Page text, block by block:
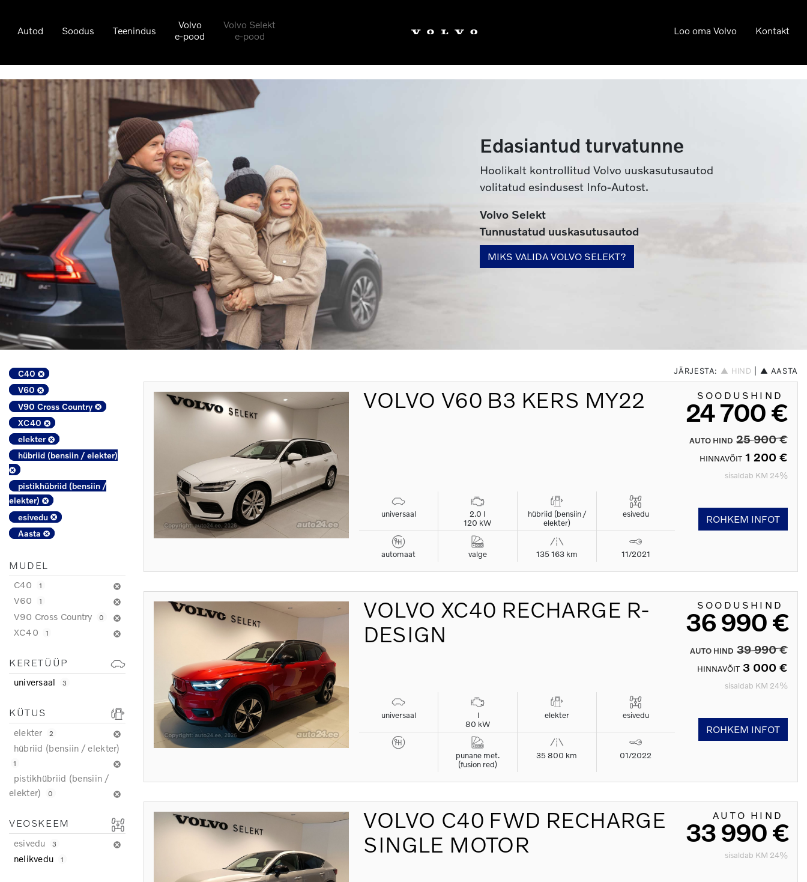
Autod Soodus Teenindus
Volvo
e-pood
Volvo Selekt
e-pood
Loo oma Volvo Kontakt
Edasiantud turvatunne
Hoolikalt kontrollitud Volvo uuskasutusautod
volitatud esindusest Info-Autost.
Volvo Selekt
Tunnustatud uuskasutusautod
MIKS VALIDA VOLVO SELEKT?
C40
V60
V90 Cross Country
XC40
elekter
hübriid (bensiin / elekter)
pistikhübriid (bensiin /
elekter)
esivedu
Aasta
MUDEL
C40 1
V60 1
V90 Cross Country 0
XC40 1
KERETÜÜP
universaal 3
KÜTUS
elekter 2
hübriid (bensiin / elekter)
1
pistikhübriid (bensiin /
elekter)
0
VEOSKEEM
esivedu 3
nelikvedu 1
JÄRJESTA: ▲ HIND ▲ AASTA
VOLVO V60 B3 KERS MY22
universaal
2.0 l
120 kW
hübriid (bensiin /
elekter)
esivedu
automaat valge 135 163 km 11/2021
SOODUSHIND
24 700 €
AUTO HIND 25 900 €
HINNAVÕIT 1 200 €
sisaldab KM 24%
ROHKEM INFOT
VOLVO XC40 RECHARGE R-
DESIGN
universaal
l
80 kW
elekter esivedu
punane met.
(fusion red)
35 800 km 01/2022
SOODUSHIND
36 990 €
AUTO HIND 39 990 €
HINNAVÕIT 3 000 €
sisaldab KM 24%
ROHKEM INFOT
VOLVO C40 FWD RECHARGE
SINGLE MOTOR
AUTO HIND
33 990 €
sisaldab KM 24%